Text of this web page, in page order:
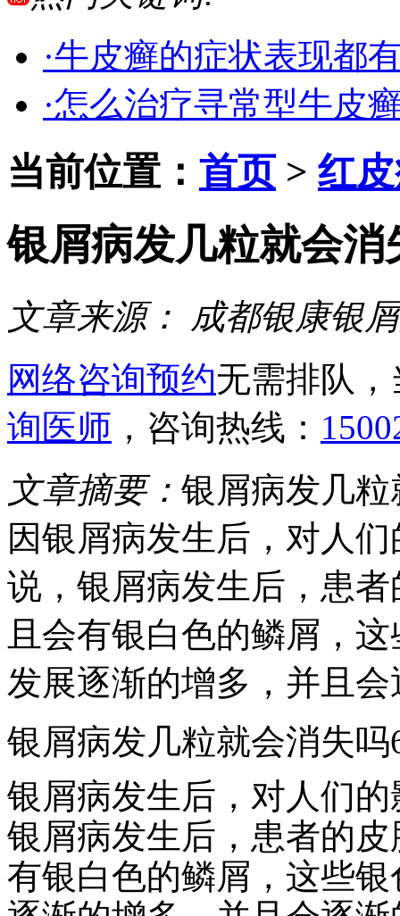
·牛皮癣的症状表现都
·怎么治疗寻常型牛皮
当前位置： 首页> 红
银屑病发几粒就会消
文章来源：
成都银康银
网络咨询预约无需排队
询医师 ，咨询热线：
文章摘要： 银屑病发几
因银屑病发生后，对人
说，银屑病发生后，患
且会有银白色的鳞屑，
发展逐渐的增多，并且
银屑病发几粒就会消失
银屑病发生后，对人们
银屑病发生后，患者的
有银白色的鳞屑，这些